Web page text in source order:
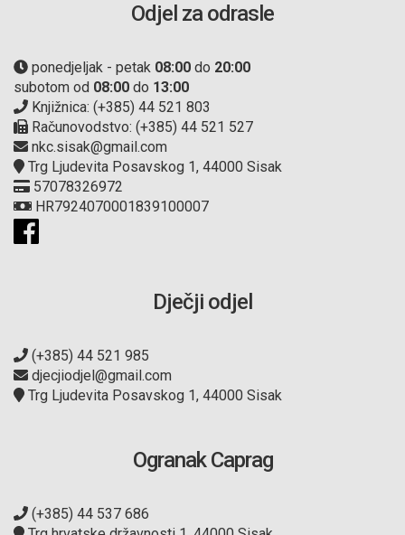
Odjel za odrasle
ponedjeljak - petak 08:00 do 20:00
subotom od 08:00 do 13:00
Knjižnica: (+385) 44 521 803
Računovodstvo: (+385) 44 521 527
nkc.sisak@gmail.com
Trg Ljudevita Posavskog 1, 44000 Sisak
57078326972
HR7924070001839100007
Dječji odjel
(+385) 44 521 985
djecjiodjel@gmail.com
Trg Ljudevita Posavskog 1, 44000 Sisak
Ogranak Caprag
(+385) 44 537 686